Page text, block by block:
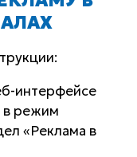
интерфейсе
в режим
«Реклама в